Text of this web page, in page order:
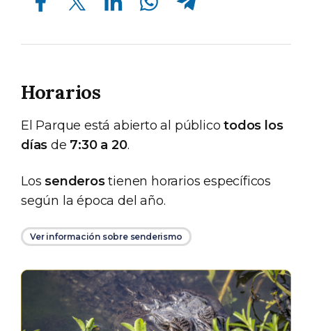
Horarios
El Parque está abierto al públicotodos los
días de 7:30 a 20.
Lossenderostienen horarios específicos
según la época del año.
Ver información sobre senderismo